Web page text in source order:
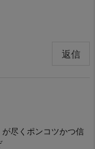
返信
尽くポンコツかつ信